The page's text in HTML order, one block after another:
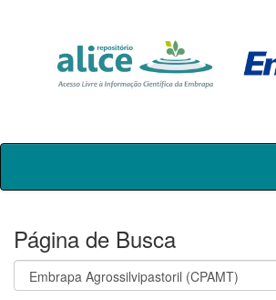
Skip
Página de Busca